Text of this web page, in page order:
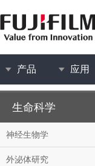
产品 应用
生命科学
神经生物学
外泌体研究